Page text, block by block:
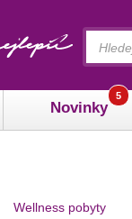
Novinky
5
Wellness pobyty